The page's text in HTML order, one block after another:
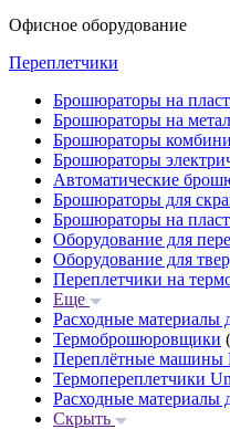
Офисное оборудование
Переплетчики
Брошюраторы на
Брошюраторы на
Брошюраторы
Брошюраторы
Автоматические
Брошюраторы для
Брошюраторы на
Оборудование для
Оборудование для
Переплетчики на
Еще
Расходные материалы
Термоброшюровщики
Переплётные машины
Термопереплетчики
Расходные материалы
Скрыть